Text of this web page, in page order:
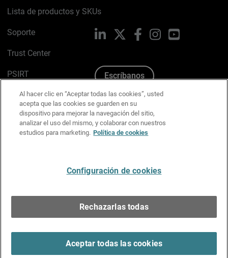
Lista de productos y SKUs
Soporte
Trust Center
PSIRT
Política de cookies
Política de privacidad
Kit de medios y marca
LinkedIn FacebookInstagramYouTube
Escríbanos
Al hacer clic en “Aceptar todas las cookies”, usted
acepta que las cookies se guarden en su
dispositivo para mejorar la navegación del sitio,
analizar el uso del mismo, y colaborar con nuestros
estudios para marketing. Política de cookies
Configuración de cookies
Rechazarlas todas
Aceptar todas las cookies